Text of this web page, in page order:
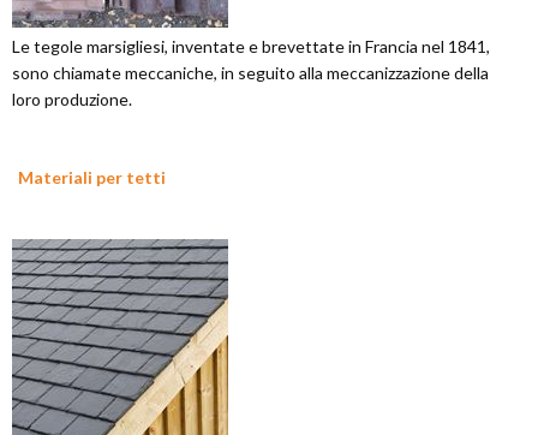
Le tegole marsigliesi, inventate e brevettate in Francia nel 1841,
sono chiamate meccaniche, in seguito alla meccanizzazione della
loro produzione.
Materiali per tetti